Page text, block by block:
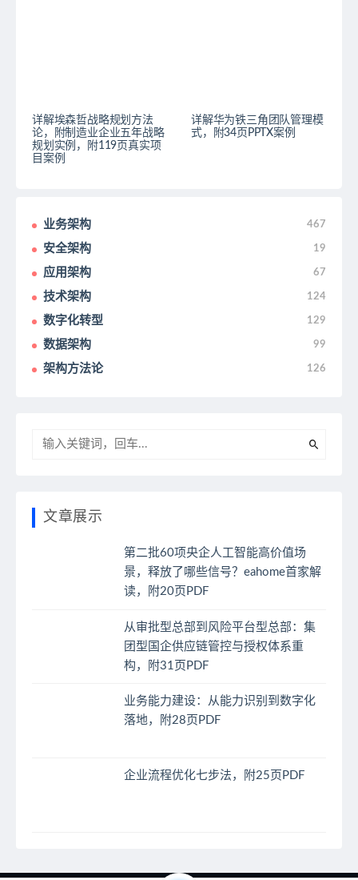
详解埃森哲战略规划方法
论，附制造业企业五年战略
规划实例，附119页真实项
目案例
详解华为铁三角团队管理模
式，附34页PPTX案例
业务架构 467
安全架构 19
应用架构 67
技术架构 124
数字化转型 129
数据架构 99
架构方法论 126
文章展示
第二批60项央企人工智能高价值场
景，释放了哪些信号？eahome首家解
读，附20页PDF
从审批型总部到风险平台型总部：集
团型国企供应链管控与授权体系重
构，附31页PDF
业务能力建设：从能力识别到数字化
落地，附28页PDF
企业流程优化七步法，附25页PDF